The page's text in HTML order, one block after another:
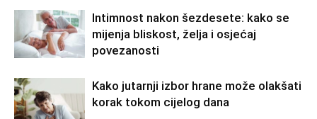
Intimnost nakon šezdesete: kako se
mijenja bliskost, želja i osjećaj
povezanosti
Kako jutarnji izbor hrane može olakšati
korak tokom cijelog dana